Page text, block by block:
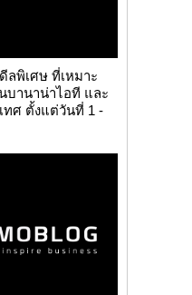
ลพิเศษ ที่เหมาะ
านาน่าไอที และ
ทศ ตั้งแต่วันที่ 1 -